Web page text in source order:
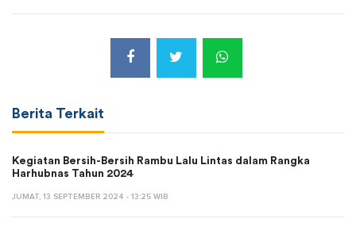
Berita Terkait
Kegiatan Bersih-Bersih Rambu Lalu Lintas dalam Rangka
Harhubnas Tahun 2024
JUMAT, 13 SEPTEMBER 2024 - 13:25 WIB